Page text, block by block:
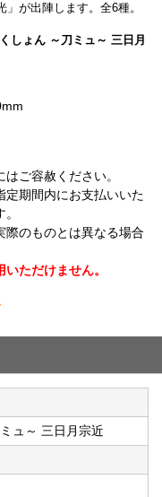
が出陣します。全6種。
しょん ～刀ミュ～ 三日月
ご容赦ください。
定期間内にお支払いいた
際のものとは異なる場合
ただけません。
ュ～ 三日月宗近